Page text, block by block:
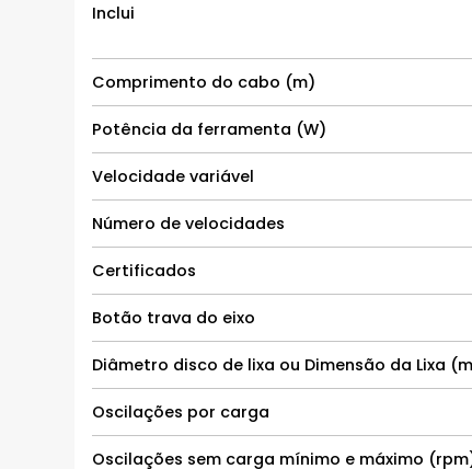
Inclui
Comprimento do cabo (m)
Potência da ferramenta (W)
Velocidade variável
Número de velocidades
Certificados
Botão trava do eixo
Diâmetro disco de lixa ou Dimensão da Lixa
Oscilações por carga
Oscilações sem carga mínimo e máximo